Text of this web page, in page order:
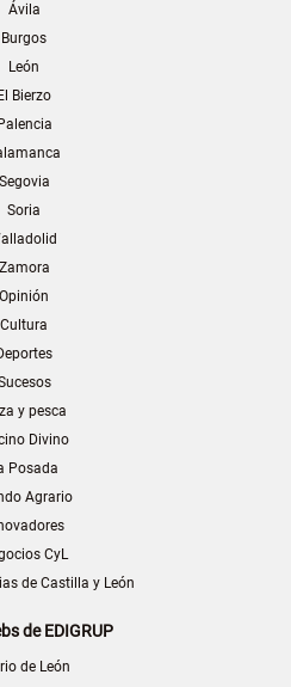
Ávila
Burgos
León
El Bierzo
Palencia
Segovia
Soria
Zamora
Opinión
Cultura
y pesca
Divino
Posada
Agrario
CyL
de Castilla y León
de EDIGRUP
de León